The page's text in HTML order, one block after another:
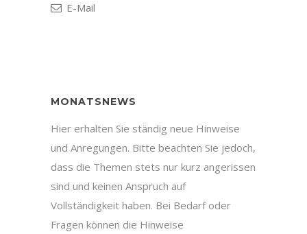
E-Mail
MONATSNEWS
Hier erhalten Sie ständig neue Hinweise
und Anregungen. Bitte beachten Sie jedoch,
dass die Themen stets nur kurz angerissen
sind und keinen Anspruch auf
Vollständigkeit haben. Bei Bedarf oder
Fragen können die Hinweise